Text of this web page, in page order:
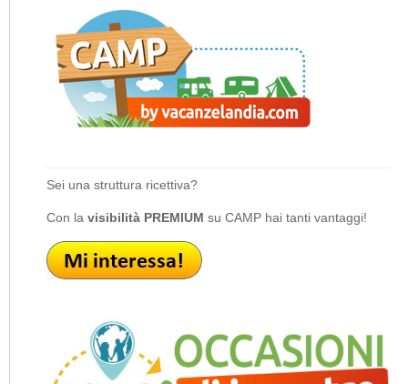
Sei una struttura ricettiva?
Con la visibilità PREMIUM su CAMP hai tanti vantaggi!